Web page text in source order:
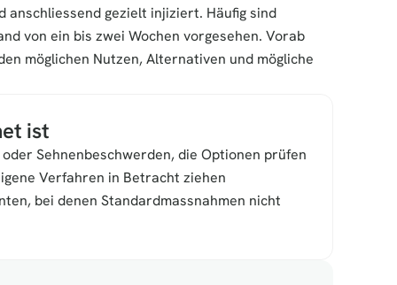
anschliessend gezielt injiziert. Häufig sind
von ein bis zwei Wochen vorgesehen. Vorab
möglichen Nutzen, Alternativen und mögliche
ist
Sehnenbeschwerden, die Optionen prüfen
Verfahren in Betracht ziehen
bei denen Standardmassnahmen nicht